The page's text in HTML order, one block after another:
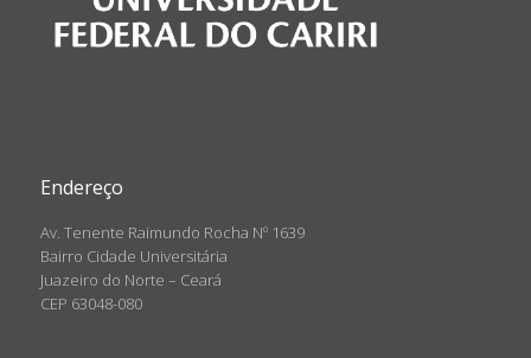
Endereço
Av. Tenente Raimundo Rocha Nº 1639
Bairro Cidade Universitária
Juazeiro do Norte – Ceará
CEP 63048-080